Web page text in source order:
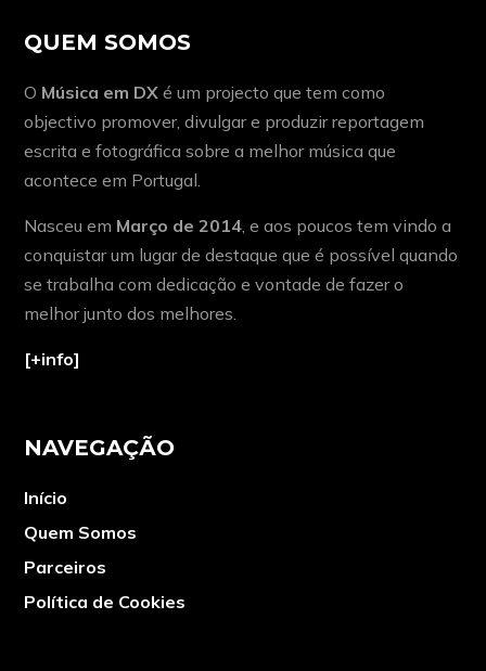
QUEM SOMOS
O Música em DX é um projecto que tem como
objectivo promover, divulgar e produzir reportagem
escrita e fotográfica sobre a melhor música que
acontece em Portugal.
Nasceu em Março de 2014 , e aos poucos tem vindo a
conquistar um lugar de destaque que é possível quando
se trabalha com dedicação e vontade de fazer o
melhor junto dos melhores.
[+info]
NAVEGAÇÃO
Início
Quem Somos
Parceiros
Política de Cookies